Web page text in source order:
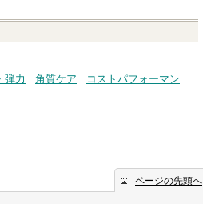
弾力 角質ケア
コストパフォーマン
ページの先頭へ